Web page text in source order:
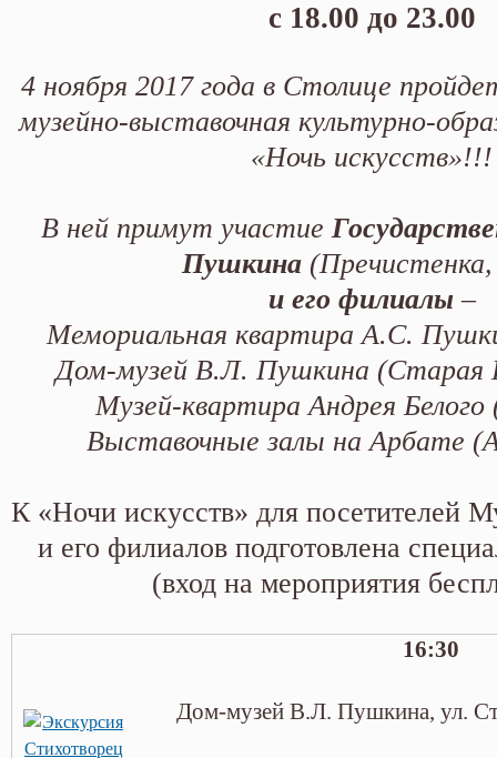
с 18.00 до 23.00
4 ноября 2017 года в Столице
музейно-выставочная культурно-
«Ночь искусств»!!!
В ней примут участие
Пушкина
и его филиалы–
Мемориальная квартира А.С.
Дом-музей В.Л. Пушкина (Старая
Музей-квартира Андрея
Выставочные залы на Арбате
К «Ночи искусств» для посетителей
и его филиалов подготовлена
(вход на мероприятия
16:30
Дом-музей В.Л. Пушкина, ул.